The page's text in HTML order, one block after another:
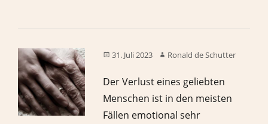
31. Juli 2023 Ronald de Schutter
Der Verlust eines geliebten
Menschen ist in den meisten
Fällen emotional sehr